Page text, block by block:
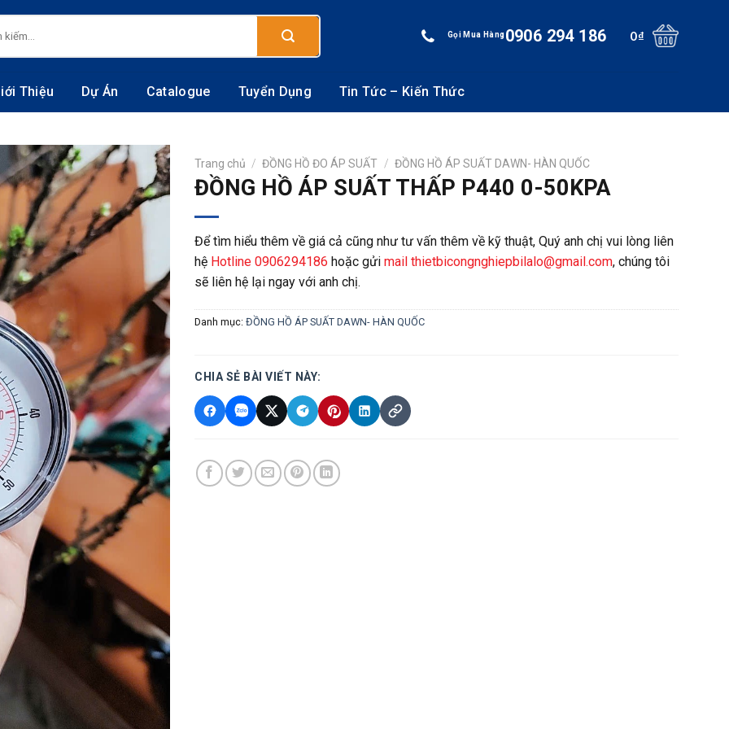
Gọi Mua Hàng0906 294 186 0₫
Thiệu Dự Án Catalogue Tuyển Dụng Tin Tức – Kiến Thức
Trang chủ / ĐỒNG HỒ ĐO ÁP SUẤT / ĐỒNG HỒ ÁP SUẤT DAWN- HÀN QUỐC
ĐỒNG HỒ ÁP SUẤT THẤP P440 0-50KPA
Để tìm hiểu thêm về giá cả cũng như tư vấn thêm về kỹ thuật, Quý anh chị vui lòng liên
hệ Hotline 0906294186 hoặc gửi mail thietbicongnghiepbilalo@gmail.com, chúng tôi
sẽ liên hệ lại ngay với anh chị.
Danh mục: ĐỒNG HỒ ÁP SUẤT DAWN- HÀN QUỐC
CHIA SẺ BÀI VIẾT NÀY: